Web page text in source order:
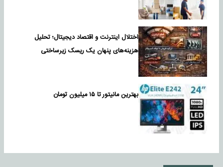
اختلال اینترنت و اقتصاد دیجیتال؛ تحلیل
هزینه‌های پنهان یک ریسک زیرساختی
بهترین مانیتور تا ۱۵ میلیون تومان